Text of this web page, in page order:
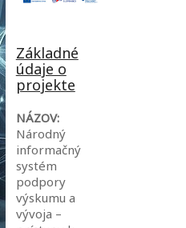
Základné
údaje o
projekte
NÁZOV:
Národný
informačný
systém
podpory
výskumu a
vývoja –